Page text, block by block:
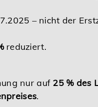
– nicht der
reduziert.
nur auf 25 % des
.